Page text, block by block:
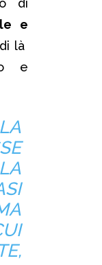
di
e
là
e